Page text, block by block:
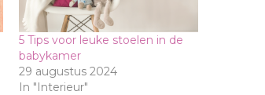
5 Tips voor leuke stoelen in de
babykamer
29 augustus 2024
In "Interieur"